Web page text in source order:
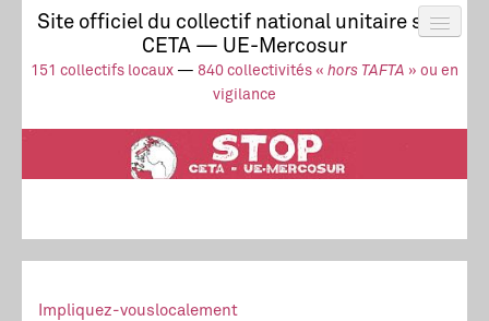
Site officiel du collectif national unitaire stop
CETA — UE-Mercosur
151 collectifs locaux — 840 collectivités « hors TAFTA » ou en
vigilance
Actus
UE-Mercosur
Stop à l’impunité !
TAFTA
CETA
Collectif
Impliquez-vouslocalement